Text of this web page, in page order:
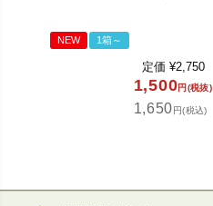
NEW 1箱～
定価 ¥2,750
1,500円(税抜)
1,650円(税込)